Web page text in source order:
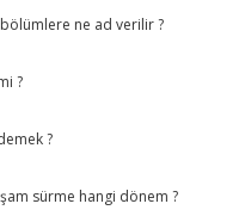
ne ad verilir ?
?
?
sürme hangi dönem ?